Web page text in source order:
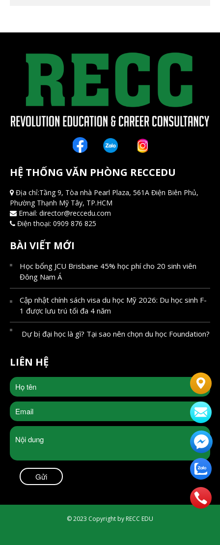
HỆ THỐNG VĂN PHÒNG RECCEDU
Địa chỉ:Tầng 9, Tòa nhà Pearl Plaza, 561A Điện Biên Phủ,
Phường Thạnh Mỹ Tây, TP.HCM
Email: director@reccedu.com
Điện thoại: 0909 876 825
BÀI VIẾT MỚI
Học bổng JCU Brisbane 45% học phí cho 20 sinh viên
Đông Nam Á
Cập nhật chính sách visa du học Mỹ 2026: Du học sinh F-
1 được lưu trú tối đa 4 năm
Dự bị đại học là gì? Tại sao nên chọn du học Foundation?
LIÊN HỆ
© 2023 Copyright by RECC EDU